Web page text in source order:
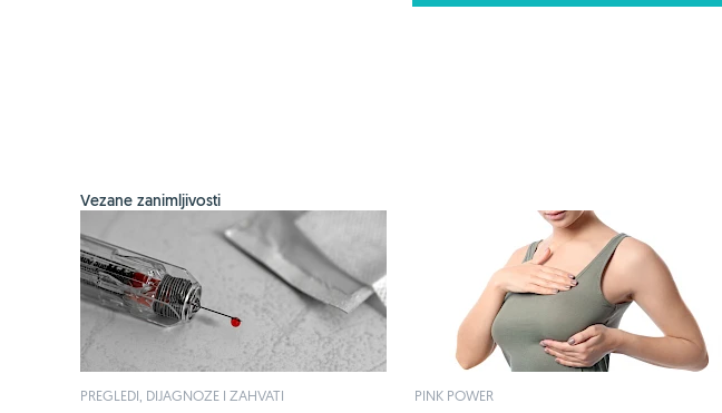
Vezane zanimljivosti
PREGLEDI, DIJAGNOZE I ZAHVATI PINK POWER